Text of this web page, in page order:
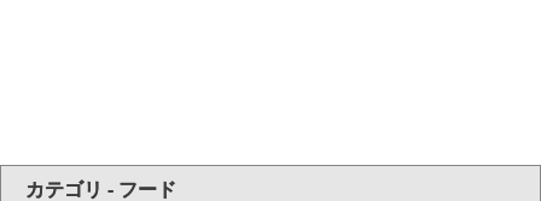
カテゴリ - フード